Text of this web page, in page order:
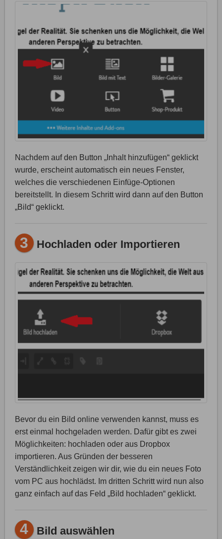
Nachdem auf den Button „Inhalt hinzufügen“ geklickt
wurde, erscheint automatisch ein neues Fenster,
welches die verschiedenen Einfüge-Optionen
bereitstellt. In diesem Schritt wird dann auf den Button
„Bild“ geklickt.
3 Hochladen oder Importieren
Bevor du ein Bild online verwenden kannst, muss es
erst einmal hochgeladen werden. Dafür gibt es zwei
Möglichkeiten: hochladen oder aus Dropbox
importieren. Aus Gründen der besseren
Verständlichkeit zeigen wir dir, wie du ein neues Foto
vom PC aus hochlädst. Im dritten Schritt wird nun also
ganz einfach auf das Feld „Bild hochladen“ geklickt.
4 Bild auswählen